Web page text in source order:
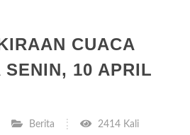
CUACA
10 APRIL
Berita 2414 Kali